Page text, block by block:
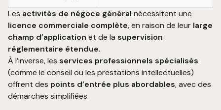
Les activités de négoce général nécessitent une
licence commerciale complète, en raison de leur large
champ d’application et de la supervision
réglementaire étendue.
À l’inverse, les services professionnels spécialisés
(comme le conseil ou les prestations intellectuelles)
offrent des points d’entrée plus abordables, avec des
démarches simplifiées.